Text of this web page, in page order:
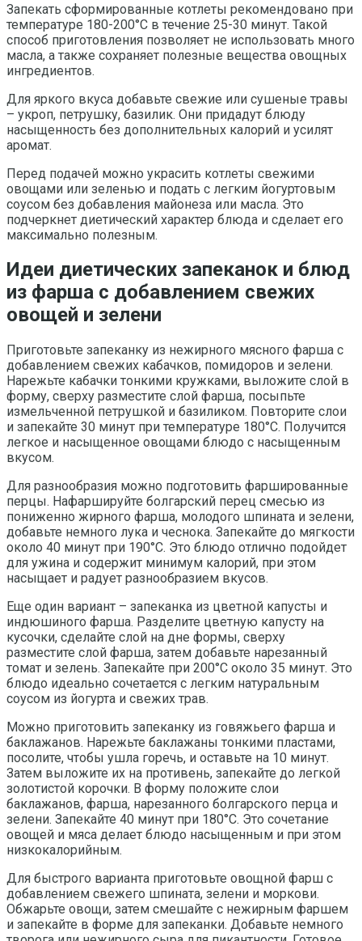
Запекать сформированные котлеты рекомендовано при
температуре 180-200°С в течение 25-30 минут. Такой
способ приготовления позволяет не использовать много
масла, а также сохраняет полезные вещества овощных
ингредиентов.
Для яркого вкуса добавьте свежие или сушеные травы
– укроп, петрушку, базилик. Они придадут блюду
насыщенность без дополнительных калорий и усилят
аромат.
Перед подачей можно украсить котлеты свежими
овощами или зеленью и подать с легким йогуртовым
соусом без добавления майонеза или масла. Это
подчеркнет диетический характер блюда и сделает его
максимально полезным.
Идеи диетических запеканок и блюд
из фарша с добавлением свежих
овощей и зелени
Приготовьте запеканку из нежирного мясного фарша с
добавлением свежих кабачков, помидоров и зелени.
Нарежьте кабачки тонкими кружками, выложите слой в
форму, сверху разместите слой фарша, посыпьте
измельченной петрушкой и базиликом. Повторите слои
и запекайте 30 минут при температуре 180°C. Получится
легкое и насыщенное овощами блюдо с насыщенным
вкусом.
Для разнообразия можно подготовить фаршированные
перцы. Нафаршируйте болгарский перец смесью из
пониженно жирного фарша, молодого шпината и зелени,
добавьте немного лука и чеснока. Запекайте до мягкости
около 40 минут при 190°C. Это блюдо отлично подойдет
для ужина и содержит минимум калорий, при этом
насыщает и радует разнообразием вкусов.
Еще один вариант – запеканка из цветной капусты и
индюшиного фарша. Разделите цветную капусту на
кусочки, сделайте слой на дне формы, сверху
разместите слой фарша, затем добавьте нарезанный
томат и зелень. Запекайте при 200°C около 35 минут. Это
блюдо идеально сочетается с легким натуральным
соусом из йогурта и свежих трав.
Можно приготовить запеканку из говяжьего фарша и
баклажанов. Нарежьте баклажаны тонкими пластами,
посолите, чтобы ушла горечь, и оставьте на 10 минут.
Затем выложите их на противень, запекайте до легкой
золотистой корочки. В форму положите слои
баклажанов, фарша, нарезанного болгарского перца и
зелени. Запекайте 40 минут при 180°C. Это сочетание
овощей и мяса делает блюдо насыщенным и при этом
низкокалорийным.
Для быстрого варианта приготовьте овощной фарш с
добавлением свежего шпината, зелени и моркови.
Обжарьте овощи, затем смешайте с нежирным фаршем
и запекайте в форме для запеканки. Добавьте немного